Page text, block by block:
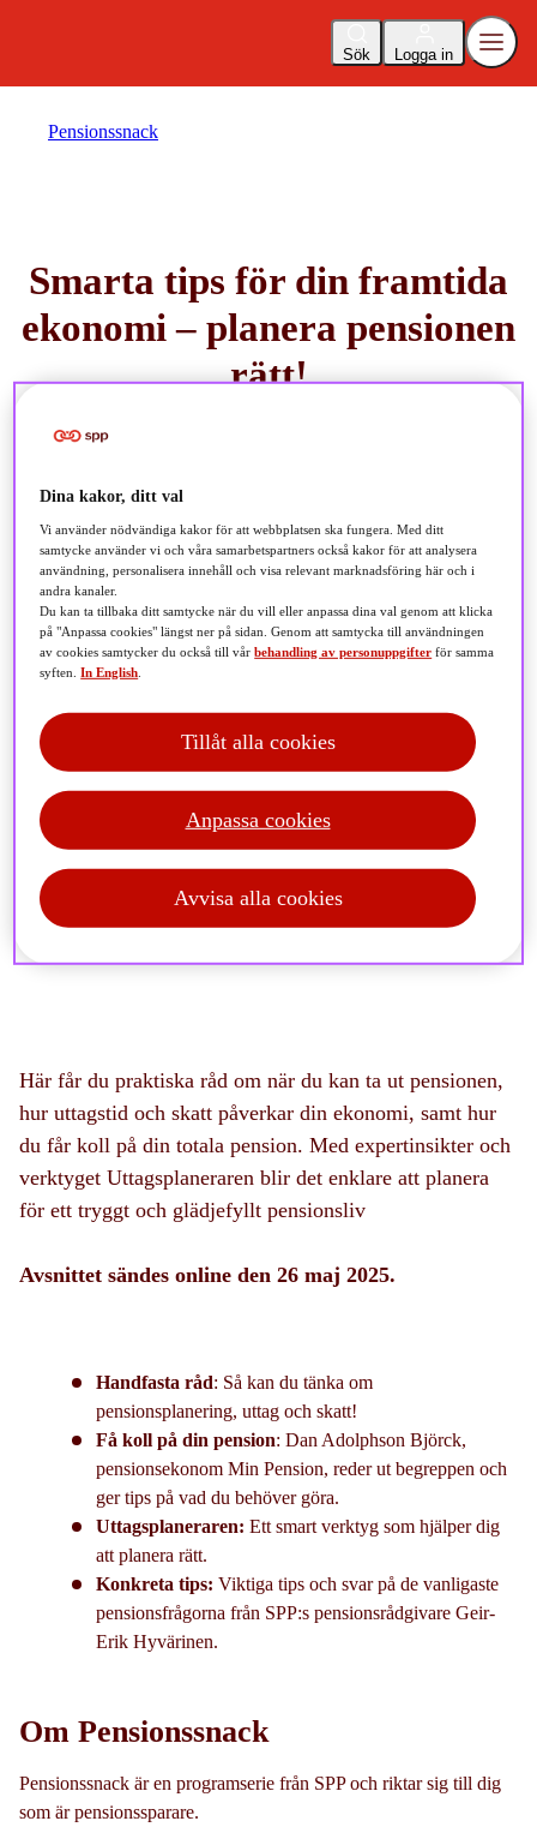
Sök Logga in
Pensionssnack
Smarta tips för din framtida
ekonomi – planera pensionen
rätt!
cirka 1 minuts lästid
Här får du praktiska råd om när du kan ta ut pensionen,
hur uttagstid och skatt påverkar din ekonomi, samt hur
du får koll på din totala pension. Med expertinsikter och
verktyget Uttagsplaneraren blir det enklare att planera
för ett tryggt och glädjefyllt pensionsliv
Avsnittet sändes online den 26 maj 2025.
Handfasta råd: Så kan du tänka om
pensionsplanering, uttag och skatt!
Få koll på din pension: Dan Adolphson Björck,
pensionsekonom Min Pension, reder ut begreppen och
ger tips på vad du behöver göra.
Uttagsplaneraren: Ett smart verktyg som hjälper dig
att planera rätt.
Konkreta tips: Viktiga tips och svar på de vanligaste
pensionsfrågorna från SPP:s pensionsrådgivare Geir-
Erik Hyvärinen.
Om Pensionssnack
Pensionssnack är en programserie från SPP och riktar sig till dig
som är pensionssparare.
Dina kakor, ditt val
Vi använder nödvändiga kakor för att webbplatsen ska fungera. Med ditt
samtycke använder vi och våra samarbetspartners också kakor för att analysera
användning, personalisera innehåll och visa relevant marknadsföring här och i
andra kanaler.
Du kan ta tillbaka ditt samtycke när du vill eller anpassa dina val genom att klicka
på "Anpassa cookies" längst ner på sidan. Genom att samtycka till användningen
av cookies samtycker du också till vårbehandling av personuppgifter för samma
syften.In English
Anpassa cookies
Avvisa alla cookies
Tillåt alla cookies